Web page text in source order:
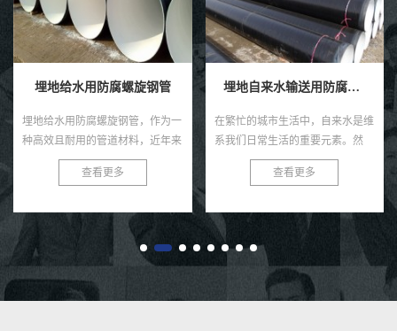
埋地给水用防腐螺旋钢管
埋地给水用防腐螺旋钢管，作为一
种高效且耐用的管道材料，近年来
在各类给水工程中得到了广泛的应
用。这种钢管以其独特的螺旋结
性...
查看更多
埋地自来水输送用防腐钢管
在繁忙的城市生活中，自来水是维
系我们日常生活的重要元素。然
而，很少有人注意到，正是那些深
埋在地下的防腐钢管，默默承担着
我...
查看更多